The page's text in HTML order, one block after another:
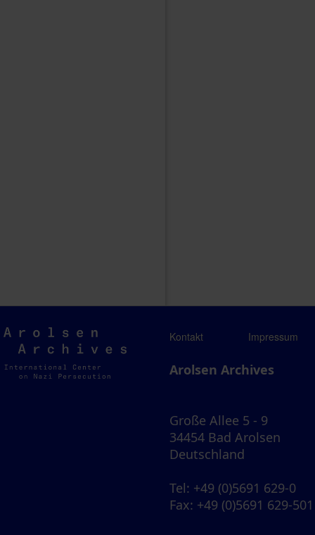
Arolsen
Archives
Kontakt Impressum
Arolsen Archives
Große Allee 5 - 9
34454 Bad Arolsen
Deutschland
Tel: +49 (0)5691 629-0
Fax: +49 (0)5691 629-501